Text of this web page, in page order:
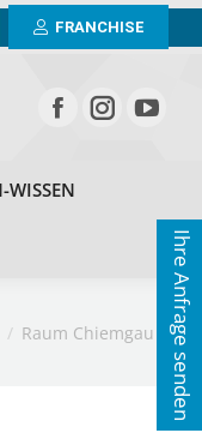
FRANCHISE
WISSEN
sich hier:
Raum Chiemgau Ihre Anfrage senden
REFERENZEN